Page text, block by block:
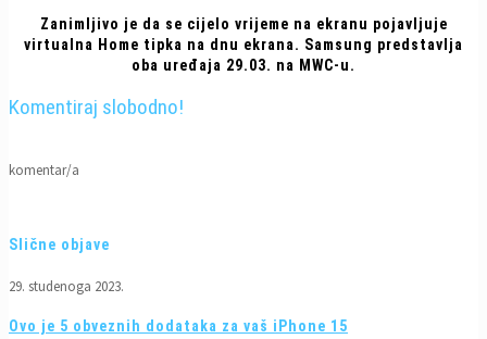
Zanimljivo je da se cijelo vrijeme na ekranu pojavljuje
virtualna Home tipka na dnu ekrana. Samsung predstavlja
oba uređaja 29.03. na MWC-u.
Komentiraj slobodno!
komentar/a
Slične objave
29. studenoga 2023.
Ovo je 5 obveznih dodataka za vaš iPhone 15